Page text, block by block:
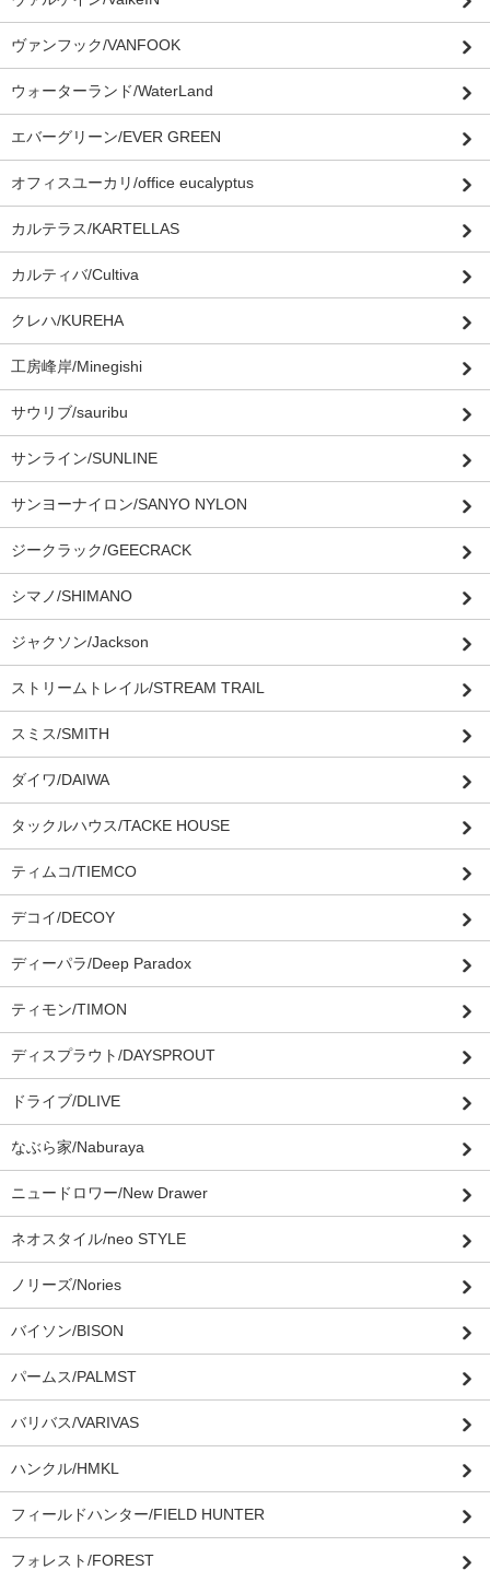
ヴァンフック/VANFOOK
ウォーターランド/WaterLand
エバーグリーン/EVER GREEN
オフィスユーカリ/office eucalyptus
カルテラス/KARTELLAS
カルティバ/Cultiva
クレハ/KUREHA
工房峰岸/Minegishi
サウリブ/sauribu
サンライン/SUNLINE
サンヨーナイロン/SANYO NYLON
ジークラック/GEECRACK
シマノ/SHIMANO
ジャクソン/Jackson
ストリームトレイル/STREAM TRAIL
スミス/SMITH
ダイワ/DAIWA
タックルハウス/TACKE HOUSE
ティムコ/TIEMCO
デコイ/DECOY
ディーパラ/Deep Paradox
ティモン/TIMON
ディスプラウト/DAYSPROUT
ドライブ/DLIVE
なぶら家/Naburaya
ニュードロワー/New Drawer
ネオスタイル/neo STYLE
ノリーズ/Nories
バイソン/BISON
パームス/PALMST
バリバス/VARIVAS
ハンクル/HMKL
フィールドハンター/FIELD HUNTER
フォレスト/FOREST